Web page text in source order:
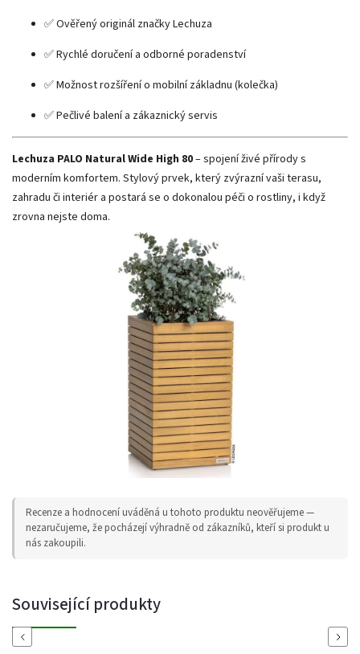
✅ Ověřený originál značky Lechuza
✅ Rychlé doručení a odborné poradenství
✅ Možnost rozšíření o mobilní základnu (kolečka)
✅ Pečlivé balení a zákaznický servis
Lechuza PALO Natural Wide High 80– spojení živé přírody s
moderním komfortem. Stylový prvek, který zvýrazní vaši terasu,
zahradu či interiér a postará se o dokonalou péči o rostliny, i když
zrovna nejste doma.
Recenze a hodnocení uváděná u tohoto produktu neověřujeme —
nezaručujeme, že pocházejí výhradně od zákazníků, kteří si produkt u
nás zakoupili.
Související produkty
Previous Next